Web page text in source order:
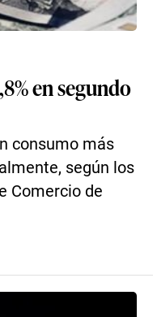
en segundo
consumo más
según los
Comercio de